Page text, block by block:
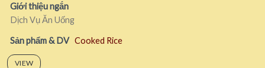
Giới thiệu ngắn
Dịch Vụ Ăn Uống
Sản phẩm & DV Cooked Rice
VIEW